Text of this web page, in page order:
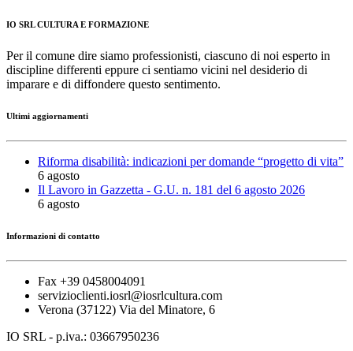
IO SRL CULTURA E FORMAZIONE
Per il comune dire siamo professionisti, ciascuno di noi esperto in
discipline differenti eppure ci sentiamo vicini nel desiderio di
imparare e di diffondere questo sentimento.
Ultimi aggiornamenti
Riforma disabilità: indicazioni per domande “progetto di vita”
6 agosto
Il Lavoro in Gazzetta - G.U. n. 181 del 6 agosto 2026
6 agosto
Informazioni di contatto
Fax +39 0458004091
servizioclienti.iosrl@iosrlcultura.com
Verona (37122) Via del Minatore, 6
IO SRL - p.iva.: 03667950236